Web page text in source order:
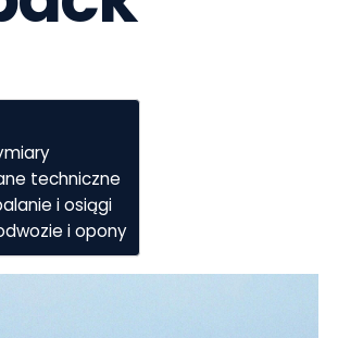
techniczne
i osiągi
i opony